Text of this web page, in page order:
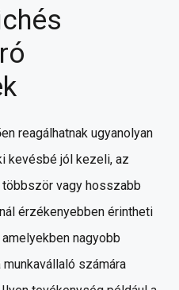
reagálhatnak ugyanolyan
kevésbé jól kezeli, az
vagy hosszabb
érzékenyebben érintheti
nagyobb
számára